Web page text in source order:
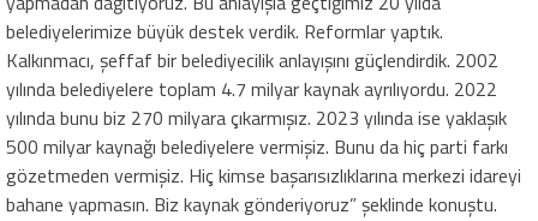
belediyelerimize büyük destek verdik. Reformlar yaptık.
Kalkınmacı, şeffaf bir belediyecilik anlayışını güçlendirdik. 2002
yılında belediyelere toplam 4.7 milyar kaynak ayrılıyordu. 2022
yılında bunu biz 270 milyara çıkarmışız. 2023 yılında ise yaklaşık
500 milyar kaynağı belediyelere vermişiz. Bunu da hiç parti farkı
gözetmeden vermişiz. Hiç kimse başarısızlıklarına merkezi idareyi
bahane yapmasın. Biz kaynak gönderiyoruz” şeklinde konuştu.